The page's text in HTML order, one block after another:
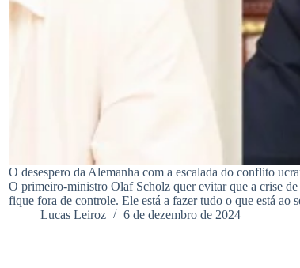
O desespero da Alemanha com a escalada do conflito
O primeiro-ministro Olaf Scholz quer evitar que a crise de
fique fora de controle. Ele está a fazer tudo o que está ao
Lucas Leiroz
6 de dezembro de 2024